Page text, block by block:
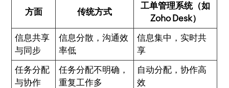
方面 传统方式
工单管理系统（如
Zoho Desk）
信息共享
与同步
信息分散，沟通效
率低
信息集中，实时共
享
任务分配
与协作
任务分配不明确，
重复工作多
自动分配，协作高
效